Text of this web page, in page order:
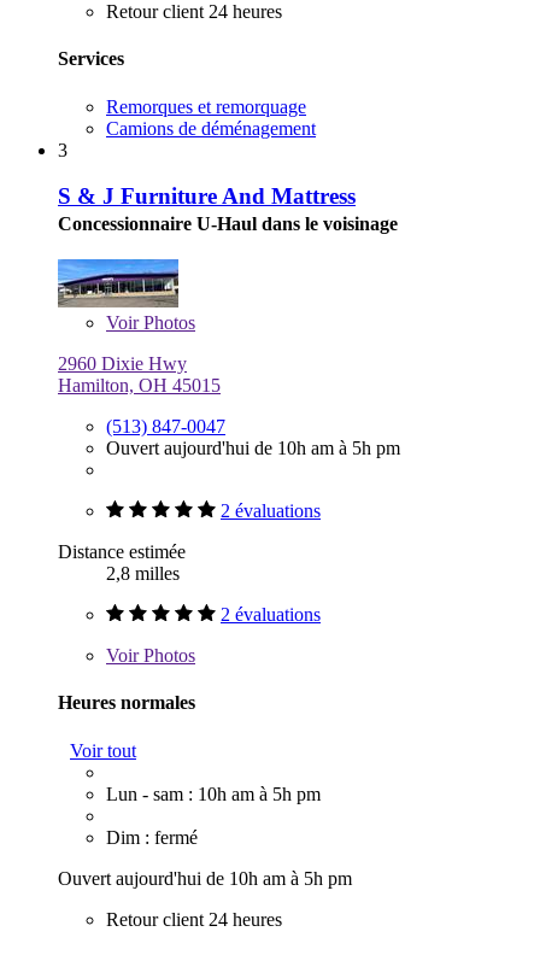
Retour client 24 heures
Services
Remorques et remorquage
Camions de déménagement
3
S & J Furniture And Mattress
Concessionnaire U-Haul dans le voisinage
VoirPhotos
2960 Dixie Hwy
Hamilton, OH 45015
(513) 847-0047
Ouvert aujourd'hui de 10h am à 5h pm
2 évaluations
Distance estimée
2,8 milles
2 évaluations
VoirPhotos
Heures normales
Voir tout
Lun - sam : 10h am à 5h pm
Dim : fermé
Ouvert aujourd'hui de 10h am à 5h pm
Retour client 24 heures